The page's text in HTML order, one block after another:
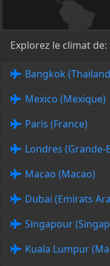
Explorez le climat de:
Bangkok
Mexico (Mexique)
Paris (France)
Londres (Grande-
Macao (Macao)
Dubai (Emirats
Singapour
Kuala Lumpur